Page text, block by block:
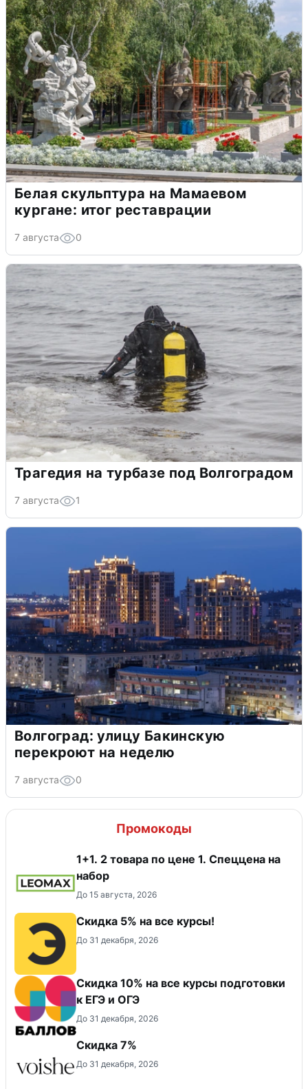
Белая скульптура на Мамаевом
кургане: итог реставрации
7 августа 0
Трагедия на турбазе под Волгоградом
7 августа 1
Волгоград: улицу Бакинскую
перекроют на неделю
7 августа 0
Промокоды
1+1. 2 товара по цене 1. Спеццена на
набор
До 15 августа, 2026
Скидка 5% на все курсы!
До 31 декабря, 2026
Cкидка 10% на все курсы подготовки
к ЕГЭ и ОГЭ
До 31 декабря, 2026
​Скидка 7%
До 31 декабря, 2026